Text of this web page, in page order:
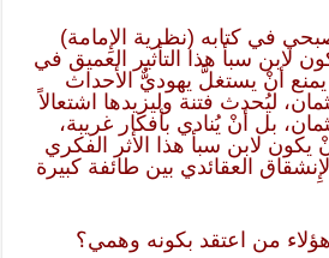
في كتابه (نظرية الإِمامة)
لابن سبأ هذا التأثير العميق في
أنْ يستغلَّ يهوديٌّ الأحداث
ليُحدث فتنة وليزيدها اشتعالاً
بل أنْ يُنادي بأفكار غريبة،
يكون لابن سبأ هذا الأثر الفكري
العقائدي بين طائفة كبيرة
من اعتقد بكونه وهمي؟